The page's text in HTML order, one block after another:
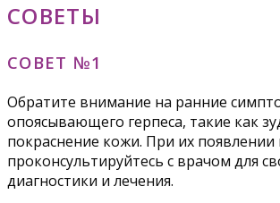
СОВЕТЫ
СОВЕТ №1
Обратите внимание на ранние
опоясывающего герпеса, такие как
покраснение кожи. При их
проконсультируйтесь с врачом для
диагностики и лечения.